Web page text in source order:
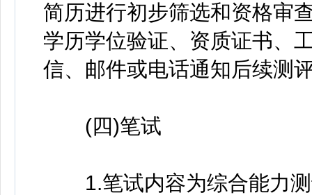
简历进行初步筛选和资格审
学历学位验证、资质证书、
信、邮件或电话通知后续测
(四)笔试
1.笔试内容为综合能力测